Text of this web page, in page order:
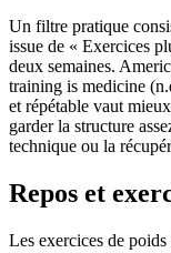
Un filtre pratique
issue de « Exercices
deux semaines.
training is medicine
et répétable vaut
garder la structure
technique ou la
Repos et
Les exercices de